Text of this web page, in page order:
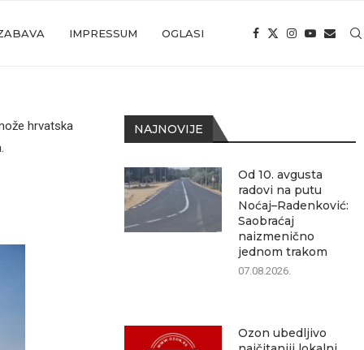
IMPRESSUM OGLASI
hrvatska
NAJNOVIJE
Od 10. avgusta
radovi na putu
Noćaj–Radenković:
Saobraćaj
naizmenično
jednom trakom
07.08.2026.
Ozon ubedljivo